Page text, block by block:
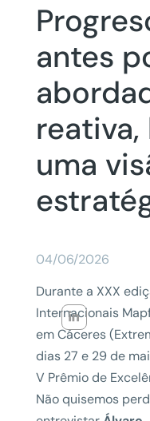
antes
reativa,
uma
04/06/2026
Durante a XXX
Internacionais
em Cáceres
dias 27 e 29 de
V Prêmio de
Não quisemos